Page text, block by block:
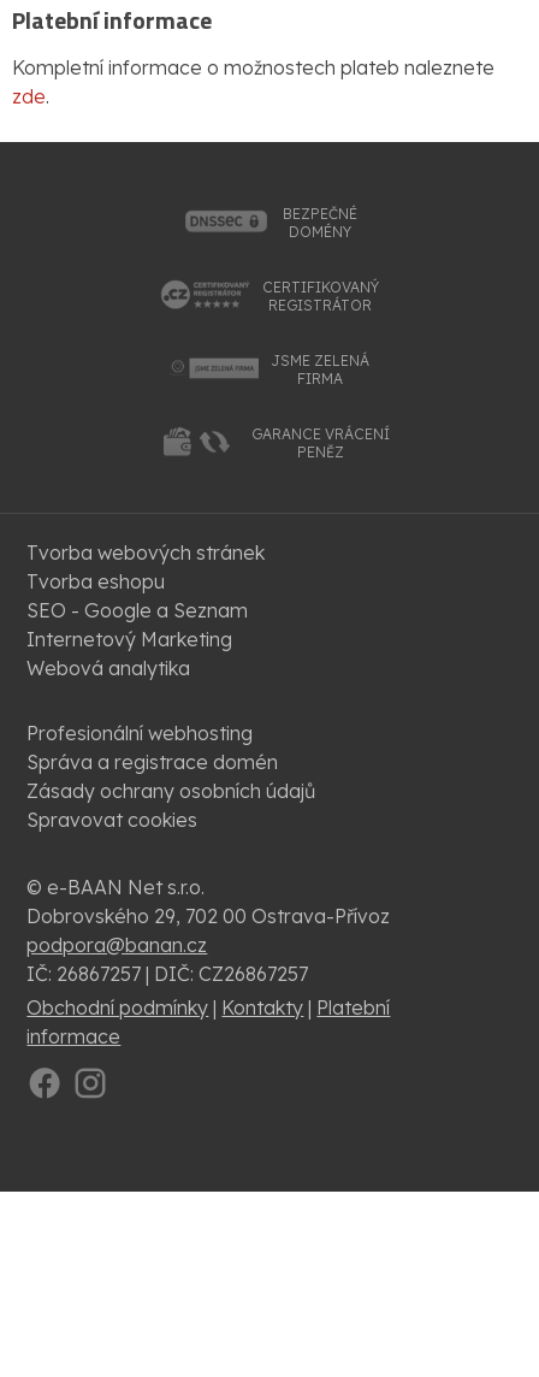
Platební informace
Kompletní informace o možnostech plateb naleznete
zde.
BEZPEČNÉ
DOMÉNY
CERTIFIKOVANÝ
REGISTRÁTOR
JSME ZELENÁ
FIRMA
GARANCE VRÁCENÍ
PENĚZ
Tvorba webových stránek
Tvorba eshopu
SEO - Google a Seznam
Internetový Marketing
Webová analytika
Profesionální webhosting
Správa a registrace domén
Zásady ochrany osobních údajů
Spravovat cookies
© e-BAAN Net s.r.o.
Dobrovského 29, 702 00 Ostrava-Přívoz
podpora@banan.cz
IČ: 26867257 | DIČ: CZ26867257
Obchodní podmínky | Kontakty | Platební
informace